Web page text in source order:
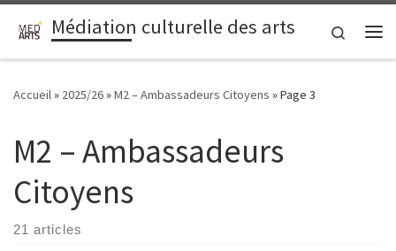
Passer au contenu
Médiation culturelle des arts
Search
Accueil» 2025/26»M2 – Ambassadeurs Citoyens »Page 3
M2 – Ambassadeurs
Citoyens
21 articles